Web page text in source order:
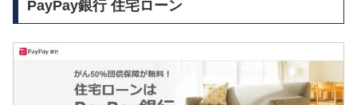
PayPay銀行 住宅ローン